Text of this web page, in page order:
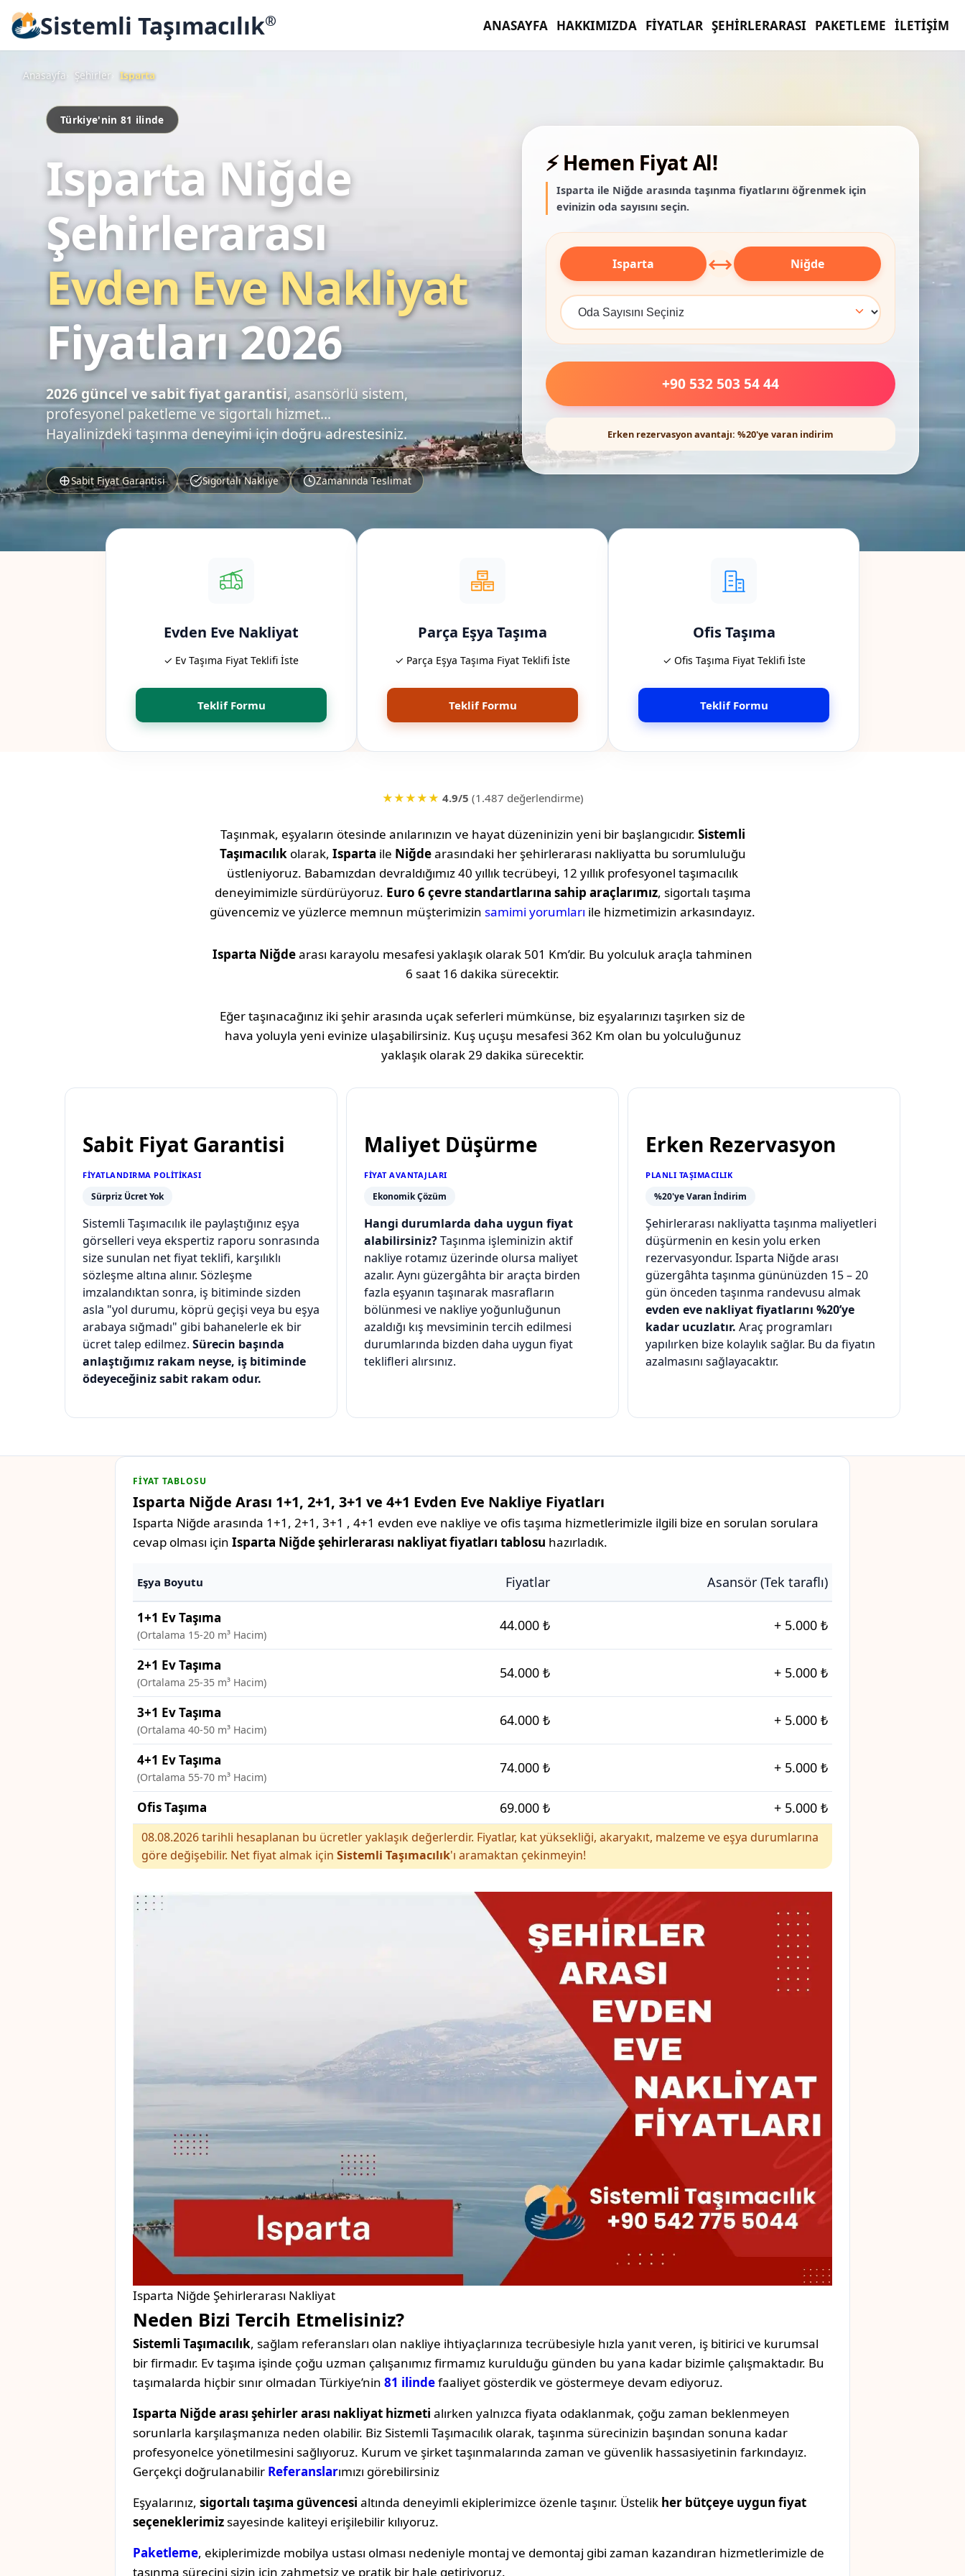
Sistemli Taşımacılık® ANASAYFA HAKKIMIZDA FIYATLAR ŞEHIRLERARASI PAKETLEME İLETIŞIM
Anasayfa Şehirler Isparta
Türkiye'nin 81 ilinde
Isparta Niğde
Şehirlerarası
Evden Eve Nakliyat
Fiyatları 2026
2026 güncel ve sabit fiyat garantisi, asansörlü sistem,
profesyonel paketleme ve sigortalı hizmet...
Hayalinizdeki taşınma deneyimi için doğru adrestesiniz.
Sabit Fiyat Garantisi Sigortalı Nakliye Zamanında Teslimat
⚡ Hemen Fiyat Al!
Isparta ile Niğde arasında taşınma fiyatlarını öğrenmek için
evinizin oda sayısını seçin.
Isparta ⟷ Niğde
+90 532 503 54 44
Erken rezervasyon avantajı: %20'ye varan indirim
Evden Eve Nakliyat
✓ Ev Taşıma Fiyat Teklifi İste
Teklif Formu
Parça Eşya Taşıma
✓ Parça Eşya Taşıma Fiyat Teklifi İste
Teklif Formu
Ofis Taşıma
✓ Ofis Taşıma Fiyat Teklifi İste
Teklif Formu
★★★★★ 4.9/5 (1.487 değerlendirme)
Taşınmak, eşyaların ötesinde anılarınızın ve hayat düzeninizin yeni bir başlangıcıdır. Sistemli
Taşımacılıkolarak, Isparta ile Niğdearasındaki her şehirlerarası nakliyatta bu sorumluluğu
üstleniyoruz. Babamızdan devraldığımız 40 yıllık tecrübeyi, 12 yıllık profesyonel taşımacılık
deneyimimizle sürdürüyoruz. Euro 6 çevre standartlarına sahip araçlarımız, sigortalı taşıma
güvencemiz ve yüzlerce memnun müşterimizin samimi yorumları ile hizmetimizin arkasındayız.
Isparta Niğdearası karayolu mesafesi yaklaşık olarak 501 Km’dir. Bu yolculuk araçla tahminen
6 saat 16 dakika sürecektir.
Eğer taşınacağınız iki şehir arasında uçak seferleri mümkünse, biz eşyalarınızı taşırken siz de
hava yoluyla yeni evinize ulaşabilirsiniz. Kuş uçuşu mesafesi 362 Km olan bu yolculuğunuz
yaklaşık olarak29 dakika sürecektir.
Sabit Fiyat Garantisi
FIYATLANDIRMA POLITIKASI
Sürpriz Ücret Yok
Sistemli Taşımacılık ile paylaştığınız eşya
görselleri veya ekspertiz raporu sonrasında
size sunulan net fiyat teklifi, karşılıklı
sözleşme altına alınır. Sözleşme
imzalandıktan sonra, iş bitiminde sizden
asla "yol durumu, köprü geçişi veya bu eşya
arabaya sığmadı" gibi bahanelerle ek bir
ücret talep edilmez. Sürecin başında
anlaştığımız rakam neyse, iş bitiminde
ödeyeceğiniz sabit rakam odur.
Maliyet Düşürme
FIYAT AVANTAJLARI
Ekonomik Çözüm
Hangi durumlarda daha uygun fiyat
alabilirsiniz?Taşınma işleminizin aktif
nakliye rotamız üzerinde olursa maliyet
azalır. Aynı güzergâhta bir araçta birden
fazla eşyanın taşınarak masrafların
bölünmesi ve nakliye yoğunluğunun
azaldığı kış mevsiminin tercih edilmesi
durumlarında bizden daha uygun fiyat
teklifleri alırsınız.
Erken Rezervasyon
PLANLI TAŞIMACILIK
%20'ye Varan İndirim
Şehirlerarası nakliyatta taşınma maliyetleri
düşürmenin en kesin yolu erken
rezervasyondur. Isparta Niğde arası
güzergâhta taşınma gününüzden 15 – 20
gün önceden taşınma randevusu almak
evden eve nakliyat fiyatlarını %20’ye
kadar ucuzlatır. Araç programları
yapılırken bize kolaylık sağlar. Bu da fiyatın
azalmasını sağlayacaktır.
FIYAT TABLOSU
Isparta Niğde Arası 1+1, 2+1, 3+1 ve 4+1 Evden Eve Nakliye Fiyatları
Isparta Niğde arasında 1+1, 2+1, 3+1 , 4+1 evden eve nakliye ve ofis taşıma hizmetlerimizle ilgili bize en sorulan sorulara
cevap olması için Isparta Niğde şehirlerarası nakliyat fiyatları tablosu hazırladık.
Eşya Boyutu Fiyatlar Asansör (Tek taraflı)
1+1 Ev Taşıma
(Ortalama 15-20 m³ Hacim)
44.000 ₺ + 5.000 ₺
2+1 Ev Taşıma
(Ortalama 25-35 m³ Hacim)
54.000 ₺ + 5.000 ₺
3+1 Ev Taşıma
(Ortalama 40-50 m³ Hacim)
64.000 ₺ + 5.000 ₺
4+1 Ev Taşıma
(Ortalama 55-70 m³ Hacim)
74.000 ₺ + 5.000 ₺
Ofis Taşıma 69.000 ₺ + 5.000 ₺
08.08.2026 tarihli hesaplanan bu ücretler yaklaşık değerlerdir. Fiyatlar, kat yüksekliği, akaryakıt, malzeme ve eşya durumlarına
göre değişebilir. Net fiyat almak için Sistemli Taşımacılık'ı aramaktan çekinmeyin!
Isparta Niğde Şehirlerarası Nakliyat
Neden Bizi Tercih Etmelisiniz?
Sistemli Taşımacılık, sağlam referansları olan nakliye ihtiyaçlarınıza tecrübesiyle hızla yanıt veren, iş bitirici ve kurumsal
bir firmadır. Ev taşıma işinde çoğu uzman çalışanımız firmamız kurulduğu günden bu yana kadar bizimle çalışmaktadır. Bu
taşımalarda hiçbir sınır olmadan Türkiye’nin 81 ilindefaaliyet gösterdik ve göstermeye devam ediyoruz.
Isparta Niğde arası şehirler arası nakliyat hizmeti alırken yalnızca fiyata odaklanmak, çoğu zaman beklenmeyen
sorunlarla karşılaşmanıza neden olabilir. Biz Sistemli Taşımacılık olarak, taşınma sürecinizin başından sonuna kadar
profesyonelce yönetilmesini sağlıyoruz. Kurum ve şirket taşınmalarında zaman ve güvenlik hassasiyetinin farkındayız.
Gerçekçi doğrulanabilir Referanslarımızı görebilirsiniz
Eşyalarınız, sigortalı taşıma güvencesi altında deneyimli ekiplerimizce özenle taşınır. Üstelik her bütçeye uygun fiyat
seçeneklerimizsayesinde kaliteyi erişilebilir kılıyoruz.
Paketleme, ekiplerimizde mobilya ustası olması nedeniyle montaj ve demontaj gibi zaman kazandıran hizmetlerimizle de
taşınma sürecini sizin için zahmetsiz ve pratik bir hale getiriyoruz.